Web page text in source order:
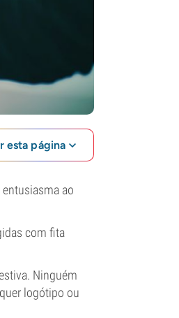
esta página
ao
com fita
Ninguém
logótipo ou